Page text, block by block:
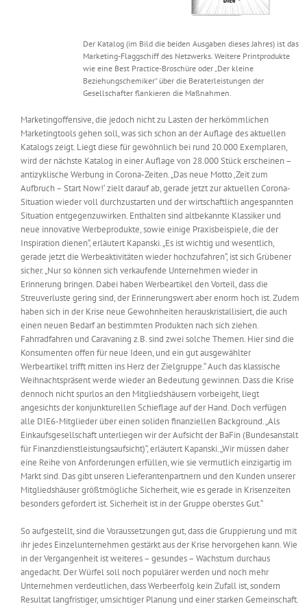
Der Katalog (im Bild die beiden Ausgaben dieses Jahres) ist das
Marketing-Flaggschiff des Netzwerks. Weitere Printprodukte
wie eine Best Practice-Broschüre oder „Der kleine
Beziehungschemiker“ über die Beraterleistungen der
Gesellschafter flankieren die Maßnahmen.
Marketingoffensive, die jedoch nicht zu Lasten der herkömmlichen
Marketingtools gehen soll, was sich schon an der Auflage des aktuellen
Katalogs zeigt. Liegt diese für gewöhnlich bei rund 20.000 Exemplaren,
wird der nächste Katalog in einer Auflage von 28.000 Stück erscheinen –
antizyklische Werbung in Corona-Zeiten. „Das neue Motto ‚Zeit zum
Aufbruch – Start Now!‘ zielt darauf ab, gerade jetzt zur aktuellen Corona-
Situation wieder voll durchzustarten und der wirtschaftlich angespannten
Situation entgegenzuwirken. Enthalten sind altbekannte Klassiker und
neue innovative Werbeprodukte, sowie einige Praxisbeispiele, die der
Inspiration dienen“, erläutert Kapanski. „Es ist wichtig und wesentlich,
gerade jetzt die Werbeaktivitäten wieder hochzufahren“, ist sich Grübener
sicher. „Nur so können sich verkaufende Unternehmen wieder in
Erinnerung bringen. Dabei haben Werbeartikel den Vorteil, dass die
Streuverluste gering sind, der Erinnerungswert aber enorm hoch ist. Zudem
haben sich in der Krise neue Gewohnheiten herauskristallisiert, die auch
einen neuen Bedarf an bestimmten Produkten nach sich ziehen.
Fahrradfahren und Caravaning z.B. sind zwei solche Themen. Hier sind die
Konsumenten offen für neue Ideen, und ein gut ausgewählter
Werbeartikel trifft mitten ins Herz der Zielgruppe.“ Auch das klassische
Weihnachtspräsent werde wieder an Bedeutung gewinnen. Dass die Krise
dennoch nicht spurlos an den Mitgliedshäusern vorbeigeht, liegt
angesichts der konjunkturellen Schieflage auf der Hand. Doch verfügen
alle DIE6-Mitglieder über einen soliden finanziellen Background. „Als
Einkaufsgesellschaft unterliegen wir der Aufsicht der BaFin (Bundesanstalt
für Finanzdienstleistungsaufsicht)“, erläutert Kapanski. „Wir müssen daher
eine Reihe von Anforderungen erfüllen, wie sie vermutlich einzigartig im
Markt sind. Das gibt unseren Lieferantenpartnern und den Kunden unserer
Mitgliedshäuser größtmögliche Sicherheit, wie es gerade in Krisenzeiten
besonders gefordert ist. Sicherheit ist in der Gruppe oberstes Gut.“
So aufgestellt, sind die Voraussetzungen gut, dass die Gruppierung und mit
ihr jedes Einzelunternehmen gestärkt aus der Krise hervorgehen kann. Wie
in der Vergangenheit ist weiteres – gesundes – Wachstum durchaus
angedacht. Der Würfel soll noch populärer werden und noch mehr
Unternehmen verdeutlichen, dass Werbeerfolg kein Zufall ist, sondern
Resultat langfristiger, umsichtiger Planung und einer starken Gemeinschaft.